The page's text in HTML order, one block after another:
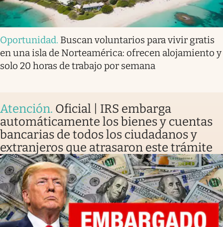
Oportunidad. Buscan voluntarios para vivir gratis
en una isla de Norteamérica: ofrecen alojamiento y
solo 20 horas de trabajo por semana
Atención. Oficial | IRS embarga
automáticamente los bienes y cuentas
bancarias de todos los ciudadanos y
extranjeros que atrasaron este trámite